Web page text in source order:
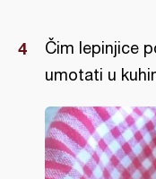
Čim lepinjice
umotati u